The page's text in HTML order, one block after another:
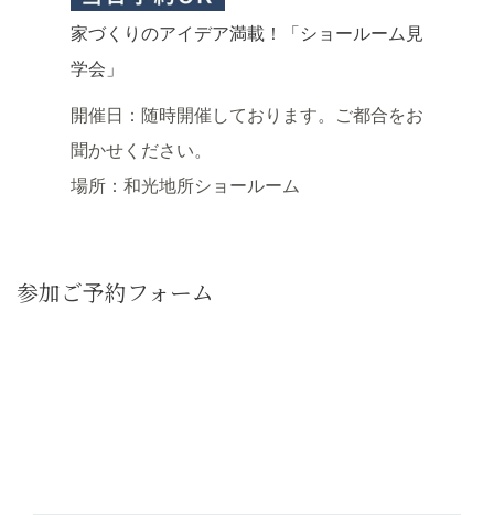
家づくりのアイデア満載！「ショールーム見
学会」
開催日：随時開催しております。ご都合をお
聞かせください。
場所：和光地所ショールーム
参加ご予約フォーム